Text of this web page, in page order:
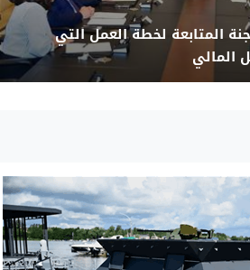
المتابعة لخطة العمل التي
المالي